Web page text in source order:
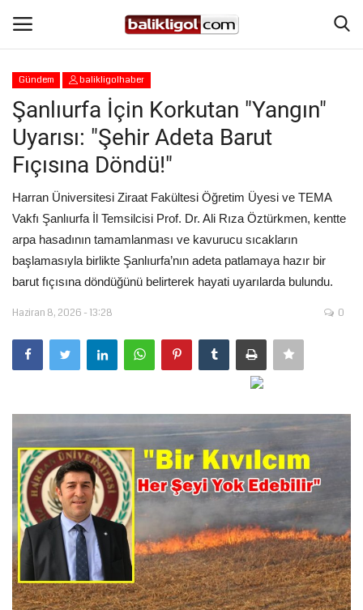
Giriş Yap
Anasayfa
Eğitim
Magazin
Şanlıurfa
Spor
Tekno Bilim
Ekonomi
Galeriler
Siyaset
Künye
Gündem balikligolhaber
Şanlıurfa İçin Korkutan "Yangın"
Uyarısı: "Şehir Adeta Barut
Fıçısına Döndü!"
Harran Üniversitesi Ziraat Fakültesi Öğretim Üyesi ve TEMA
Vakfı Şanlıurfa İl Temsilcisi Prof. Dr. Ali Rıza Öztürkmen, kentte
arpa hasadının tamamlanması ve kavurucu sıcakların
başlamasıyla birlikte Şanlıurfa’nın adeta patlamaya hazır bir
barut fıçısına döndüğünü belirterek hayati uyarılarda bulundu.
Haziran 8, 2026 - 13:28 0